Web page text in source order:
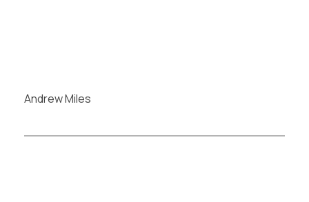
Andrew Miles